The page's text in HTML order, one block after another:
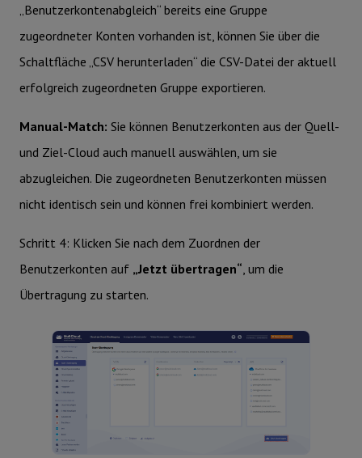
„Benutzerkontenabgleich“ bereits eine Gruppe
zugeordneter Konten vorhanden ist, können Sie über die
Schaltfläche „CSV herunterladen“ die CSV-Datei der aktuell
erfolgreich zugeordneten Gruppe exportieren.
Manual-Match: Sie können Benutzerkonten aus der Quell-
und Ziel-Cloud auch manuell auswählen, um sie
abzugleichen. Die zugeordneten Benutzerkonten müssen
nicht identisch sein und können frei kombiniert werden.
Schritt 4: Klicken Sie nach dem Zuordnen der
Benutzerkonten auf „Jetzt übertragen“ , um die
Übertragung zu starten.